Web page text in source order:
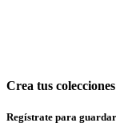
Crea tus colecciones
Regístrate para